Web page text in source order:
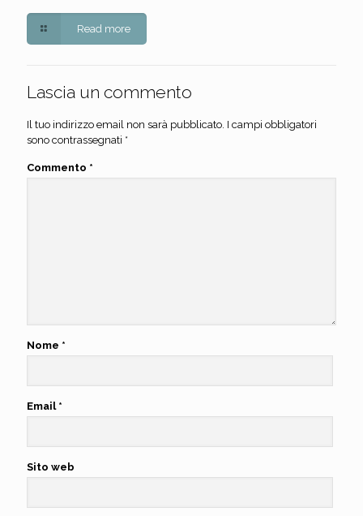
Read more
Lascia un commento
Il tuo indirizzo email non sarà pubblicato. I campi obbligatori
sono contrassegnati *
Commento *
Nome *
Email *
Sito web